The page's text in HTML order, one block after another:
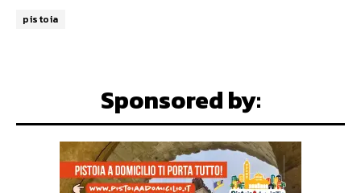
pistoia
Sponsored by: